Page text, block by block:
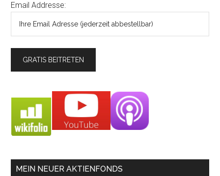
Email Addresse:
MEIN NEUER AKTIENFONDS